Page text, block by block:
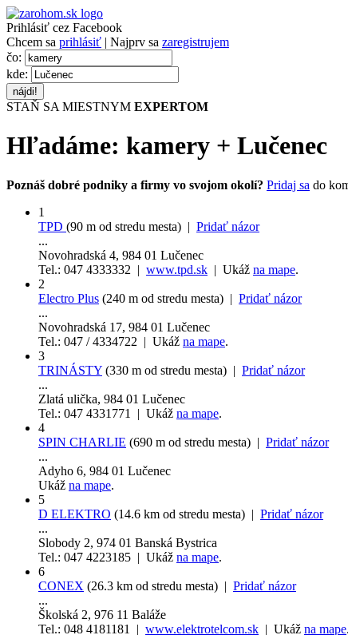
Prihlásiť cez Facebook
Chcem sa prihlásiť | Najprv sa zaregistrujem
čo:
kde:
STAŇ SA MIESTNYM EXPERTOM
Hľadáme: kamery + Lučenec
Poznáš dobré podniky a firmy vo svojom okolí? Pridaj sa do
1
TPD (90 m od stredu mesta) | Pridať názor
...
Novohradská 4, 984 01 Lučenec
Tel.: 047 4333332 | www.tpd.sk | Ukáž na mape.
2
Electro Plus (240 m od stredu mesta) | Pridať názor
...
Novohradská 17, 984 01 Lučenec
Tel.: 047 / 4334722 | Ukáž na mape.
3
TRINÁSTY (330 m od stredu mesta) | Pridať názor
...
Zlatá ulička, 984 01 Lučenec
Tel.: 047 4331771 | Ukáž na mape.
4
SPIN CHARLIE (690 m od stredu mesta) | Pridať názor
...
Adyho 6, 984 01 Lučenec
Ukáž na mape.
5
D ELEKTRO (14.6 km od stredu mesta) | Pridať názor
...
Slobody 2, 974 01 Banská Bystrica
Tel.: 047 4223185 | Ukáž na mape.
6
CONEX (26.3 km od stredu mesta) | Pridať názor
...
Školská 2, 976 11 Baláže
Tel.: 048 4181181 | www.elektrotelcom.sk | Ukáž na mape.